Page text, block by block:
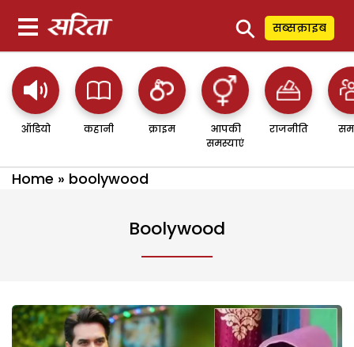
⚲ सब्सक्राइब
ऑडियो कहानी क्राइम
आपकी
समस्याएं
राजनीति
Home » boolywood
Boolywood